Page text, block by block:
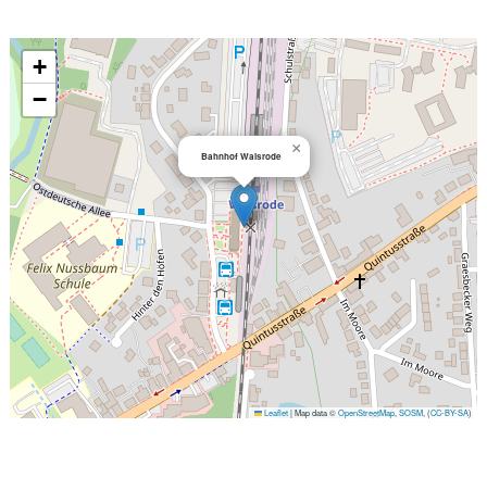
Bahnhof Walsrode ×
+
−
Leaflet|Map data ©OpenStreetMap ,SOSM , (CC-BY-SA)